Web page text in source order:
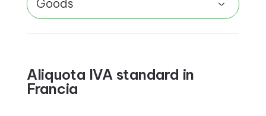
Goods
Aliquota IVA standard in
Francia